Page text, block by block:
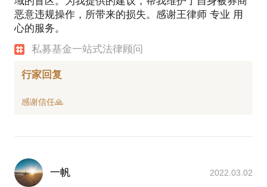
恶意违规操作，所带来的损失。感谢王律师 专业 用
心的服务。
私募基金一站式法律顾问
行家回复
一帆 2022.03.02